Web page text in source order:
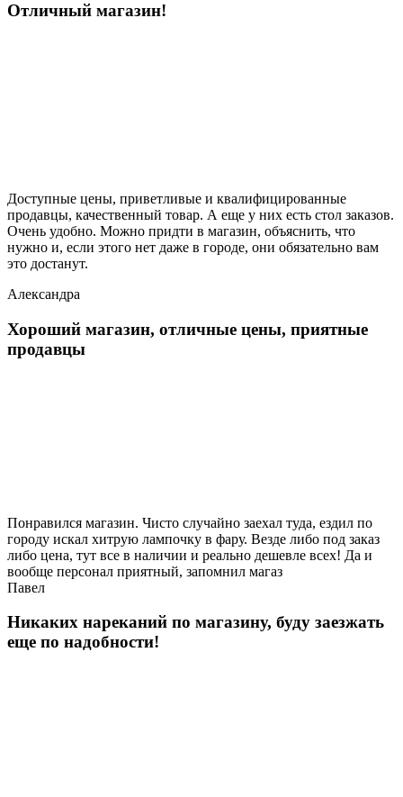
Отличный магазин!
Доступные цены, приветливые и квалифицированные
продавцы, качественный товар. А еще у них есть стол заказов.
Очень удобно. Можно придти в магазин, объяснить, что
нужно и, если этого нет даже в городе, они обязательно вам
это достанут.
Александра
Хороший магазин, отличные цены, приятные
продавцы
Понравился магазин. Чисто случайно заехал туда, ездил по
городу искал хитрую лампочку в фару. Везде либо под заказ
либо цена, тут все в наличии и реально дешевле всех! Да и
вообще персонал приятный, запомнил магаз
Павел
Никаких нареканий по магазину, буду заезжать
еще по надобности!